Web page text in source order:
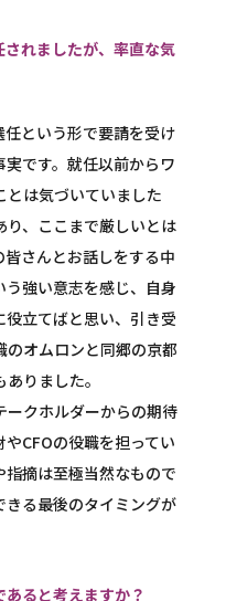
れましたが、率直な気
という形で要請を受け
です。就任以前からワ
とは気づいていました
、ここまで厳しいとは
さんとお話しをする中
強い意志を感じ、自身
立てばと思い、引き受
のオムロンと同郷の京都
りました。
クホルダーからの期待
CFOの役職を担ってい
摘は至極当然なもので
きる最後のタイミングが
ると考えますか？